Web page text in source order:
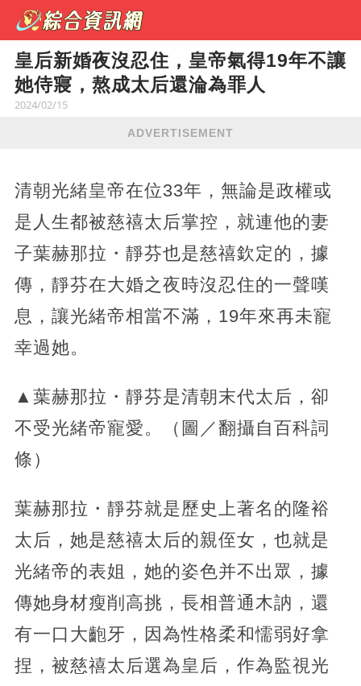
皇后新婚夜沒忍住，皇帝氣得19年不讓
她侍寢，熬成太后還淪為罪人
2024/02/15
ADVERTISEMENT
清朝光緒皇帝在位33年，無論是政權或
是人生都被慈禧太后掌控，就連他的妻
子葉赫那拉・靜芬也是慈禧欽定的，據
傳，靜芬在大婚之夜時沒忍住的一聲嘆
息，讓光緒帝相當不滿，19年來再未寵
幸過她。
▲葉赫那拉・靜芬是清朝末代太后，卻
不受光緒帝寵愛。（圖／翻攝自百科詞
條）
葉赫那拉・靜芬就是歷史上著名的隆裕
太后，她是慈禧太后的親侄女，也就是
光緒帝的表姐，她的姿色并不出眾，據
傳她身材瘦削高挑，長相普通木訥，還
有一口大齙牙，因為性格柔和懦弱好拿
捏，被慈禧太后選為皇后，作為監視光